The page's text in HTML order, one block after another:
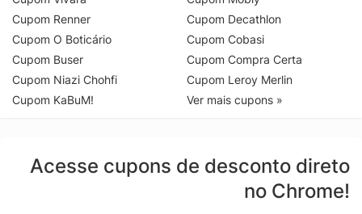
Cupom Renner
Cupom O Boticário
Cupom Buser
Cupom Niazi Chohfi
Cupom KaBuM!
Cupom Decathlon
Cupom Cobasi
Cupom Compra Certa
Cupom Leroy Merlin
Ver mais cupons »
Acesse cupons de desconto direto
no Chrome!